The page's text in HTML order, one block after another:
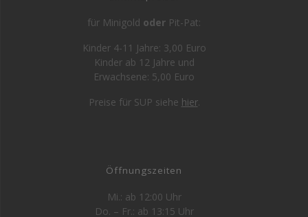
für Minigold oder Pit-Pat:
Kinder 4-11 Jahre: 3,00 Euro
Kinder ab 12 Jahre und
Erwachsene: 5,00 Euro
Preise für SUP siehe hier.
Öffnungszeiten
Mi.: ab 12:00 Uhr
Do. – Fr.: ab 13:15 Uhr